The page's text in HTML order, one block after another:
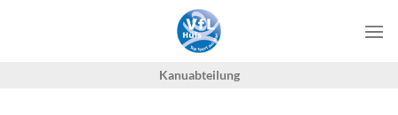
Kanuabteilung